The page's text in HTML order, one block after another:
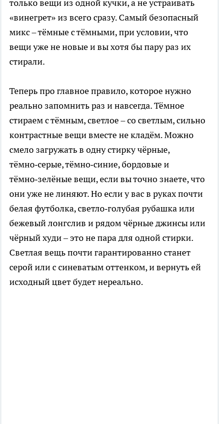
только вещи из одной кучки, а не устраивать
«винегрет» из всего сразу. Самый безопасный
микс – тёмные с тёмными, при условии, что
вещи уже не новые и вы хотя бы пару раз их
стирали.
Теперь про главное правило, которое нужно
реально запомнить раз и навсегда. Тёмное
стираем с тёмным, светлое – со светлым, сильно
контрастные вещи вместе не кладём. Можно
смело загружать в одну стирку чёрные,
тёмно‑серые, тёмно‑синие, бордовые и
тёмно‑зелёные вещи, если вы точно знаете, что
они уже не линяют. Но если у вас в руках почти
белая футболка, светло‑голубая рубашка или
бежевый лонгслив и рядом чёрные джинсы или
чёрный худи – это не пара для одной стирки.
Светлая вещь почти гарантированно станет
серой или с синеватым оттенком, и вернуть ей
исходный цвет будет нереально.